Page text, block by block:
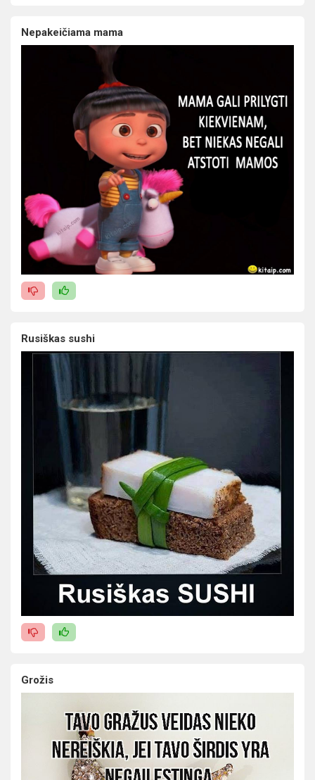
Nepakeičiama mama
Rusiškas sushi
Grožis